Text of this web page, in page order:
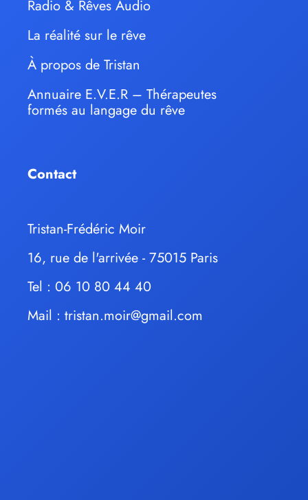
Radio & Rêves Audio
La réalité sur le rêve
À propos de Tristan
Annuaire E.V.E.R – Thérapeutes
formés au langage du rêve
Contact
Tristan-Frédéric Moir
16, rue de l'arrivée - 75015 Paris
Tel : 06 10 80 44 40
Mail : tristan.moir@gmail.com